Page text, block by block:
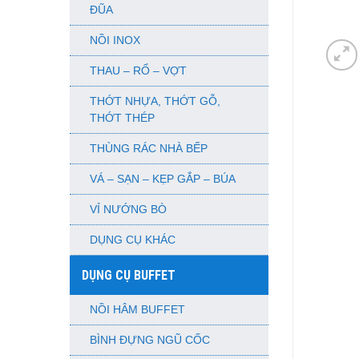
ĐŨA
NỒI INOX
THAU – RỔ – VỢT
THỚT NHỰA, THỚT GỖ,
THỚT THÉP
THÙNG RÁC NHÀ BẾP
VÁ – SẠN – KẸP GẮP – BÚA
VỈ NƯỚNG BÒ
DỤNG CỤ KHÁC
DỤNG CỤ BUFFET
NỒI HÂM BUFFET
BÌNH ĐỰNG NGŨ CỐC